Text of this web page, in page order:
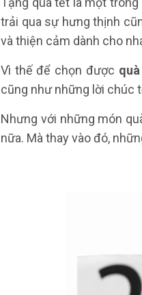
trải qua sự hưng thịnh
và thiện cảm dành cho
Vì thế để chọn được
cũng như những lời chúc
Nhưng với những món
nữa. Mà thay vào đó,